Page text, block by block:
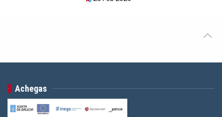
Achegas